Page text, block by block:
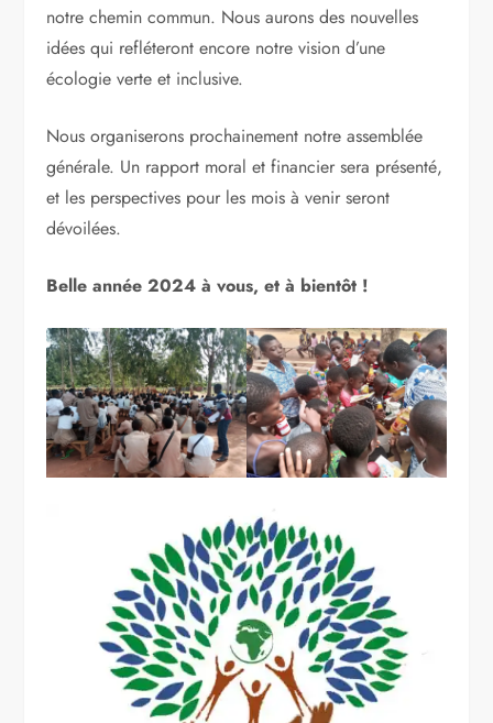
notre chemin commun. Nous aurons des nouvelles
idées qui refléteront encore notre vision d’une
écologie verte et inclusive.
Nous organiserons prochainement notre assemblée
générale. Un rapport moral et financier sera présenté,
et les perspectives pour les mois à venir seront
dévoilées.
Belle année 2024 à vous, et à bientôt !